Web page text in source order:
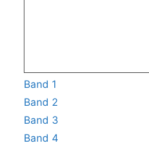
Band 1
Band 2
Band 3
Band 4